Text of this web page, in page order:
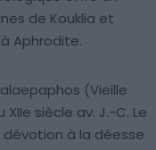
de Kouklia et
Aphrodite.
(Vieille
siècle av. J.-C. Le
à la déesse